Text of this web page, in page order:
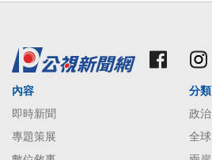
內容
即時新聞
專題策展
分類
政治
全球